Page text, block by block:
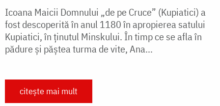
Icoana Maicii Domnului „de pe Cruce” (Kupiatici) a
fost descoperită în anul 1180 în apropierea satului
Kupiatici, în ținutul Minskului. În timp ce se afla în
pădure și păștea turma de vite, Ana...
citește mai mult